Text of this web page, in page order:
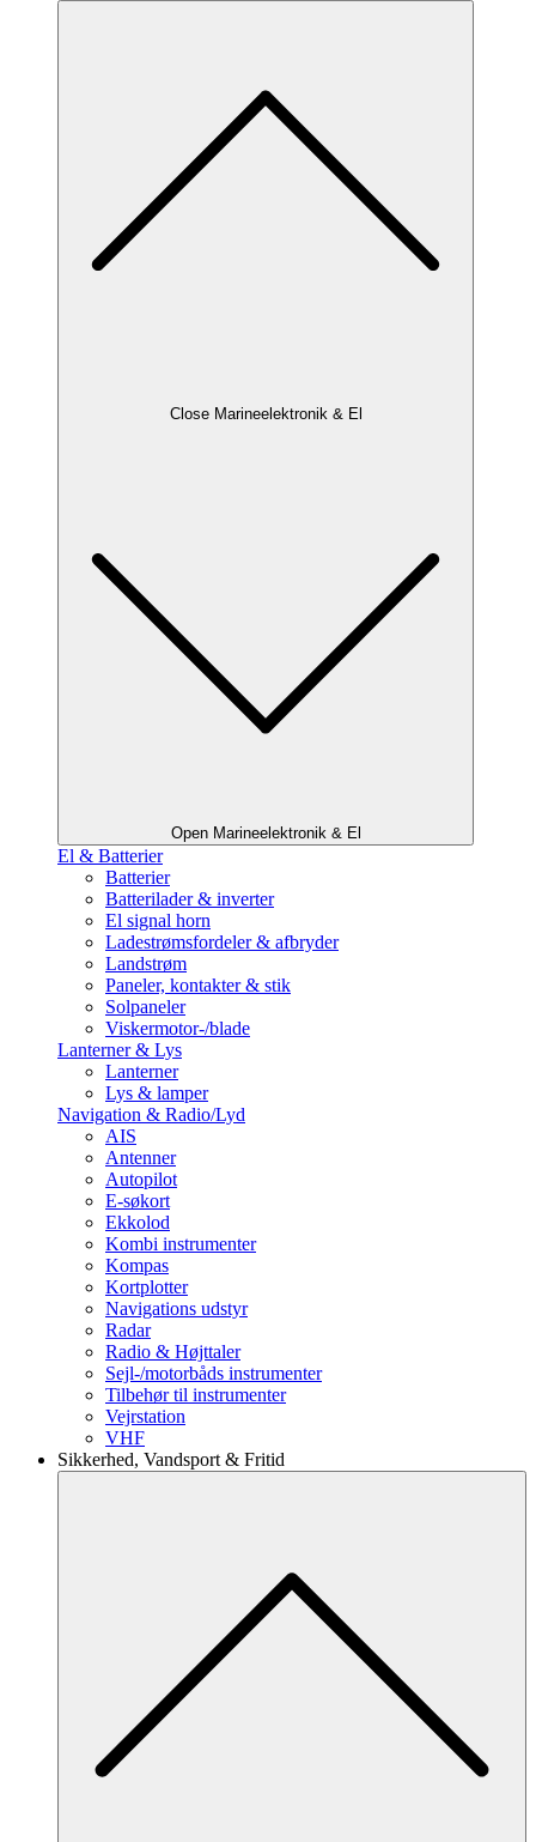
Close Marineelektronik & El
Open Marineelektronik & El
El & Batterier
Batterier
Batterilader & inverter
El signal horn
Ladestrømsfordeler & afbryder
Landstrøm
Paneler, kontakter & stik
Solpaneler
Viskermotor-/blade
Lanterner & Lys
Lanterner
Lys & lamper
Navigation & Radio/Lyd
AIS
Antenner
Autopilot
E-søkort
Ekkolod
Kombi instrumenter
Kompas
Kortplotter
Navigations udstyr
Radar
Radio & Højttaler
Sejl-/motorbåds instrumenter
Tilbehør til instrumenter
Vejrstation
VHF
Sikkerhed, Vandsport & Fritid